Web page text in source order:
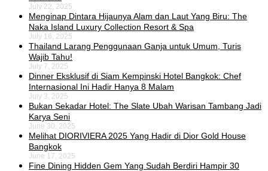
July 22, 2025
Menginap Dintara Hijaunya Alam dan Laut Yang Biru: The
Naka Island Luxury Collection Resort & Spa
July 16, 2025
Thailand Larang Penggunaan Ganja untuk Umum, Turis
Wajib Tahu!
July 7, 2025
Dinner Eksklusif di Siam Kempinski Hotel Bangkok: Chef
Internasional Ini Hadir Hanya 8 Malam
July 3, 2025
Bukan Sekadar Hotel: The Slate Ubah Warisan Tambang Jadi
Karya Seni
June 30, 2025
Melihat DIORIVIERA 2025 Yang Hadir di Dior Gold House
Bangkok
June 17, 2025
Fine Dining Hidden Gem Yang Sudah Berdiri Hampir 30